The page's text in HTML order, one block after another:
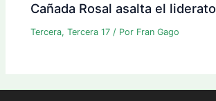
Cañada Rosal asalta el liderato
Tercera,Tercera 17 / Por Fran Gago